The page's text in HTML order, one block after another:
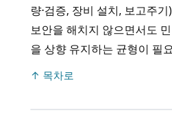
량·검증, 장비 설치, 보고주
보안을 해치지 않으면서도
을 상향 유지하는 균형이 필
↑ 목차로